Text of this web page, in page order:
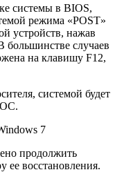
системы в BIOS,
режима «POST»
устройств, нажав
случаев
на клавишу F12,
системой будет
ОС.
продолжить
ее восстановления.